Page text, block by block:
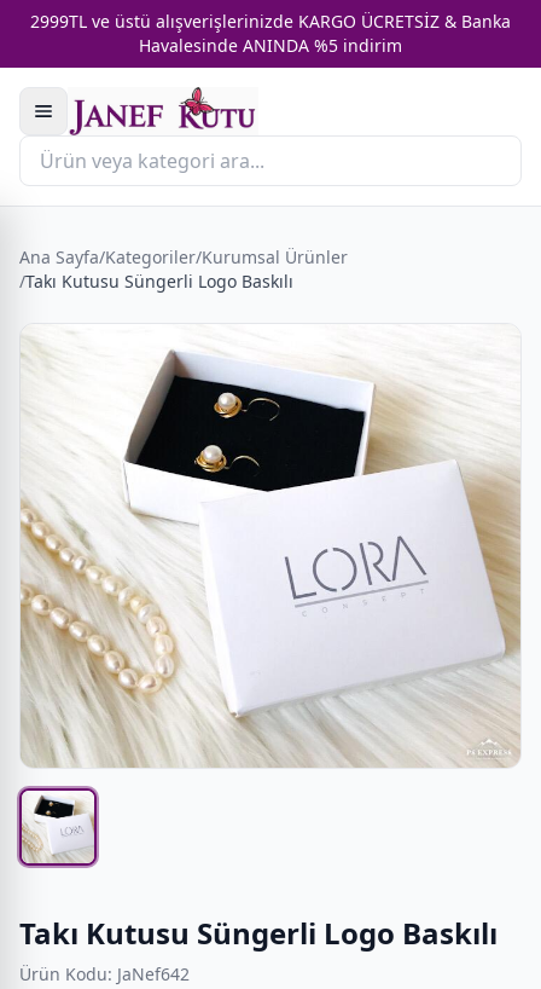
2999TL ve üstü alışverişlerinizde KARGO ÜCRETSİZ & Banka
Havalesinde ANINDA %5 indirim
Ana Sayfa/Kategoriler/Kurumsal Ürünler
/Takı Kutusu Süngerli Logo Baskılı
Takı Kutusu Süngerli Logo Baskılı
Ürün Kodu: JaNef642